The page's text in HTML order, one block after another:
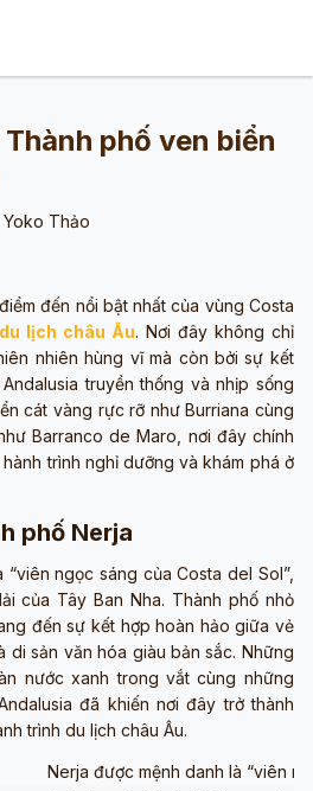
phố ven biển
Yoko Thảo
đến nổi bật nhất của vùng Costa
du lịch châu Âu. Nơi đây không chỉ
nhiên hùng vĩ mà còn bởi sự kết
truyền thống và nhịp sống
cát vàng rực rỡ như Burriana cùng
Barranco de Maro, nơi đây chính
trình nghỉ dưỡng và khám phá ở
phố Nerja
ngọc sáng của Costa del Sol”,
của Tây Ban Nha. Thành phố nhỏ
đến sự kết hợp hoàn hảo giữa vẻ
di sản văn hóa giàu bản sắc. Những
nước xanh trong vắt cùng những
đã khiến nơi đây trở thành
trình du lịch châu Âu.